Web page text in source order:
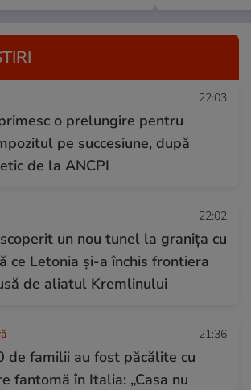
22:03
o prelungire pentru
pe succesiune, după
de la ANCPI
22:02
un nou tunel la granița cu
ce Letonia și-a închis frontiera
de aliatul Kremlinului
21:36
de familii au fost păcălite cu
fantomă în Italia: „Casa nu